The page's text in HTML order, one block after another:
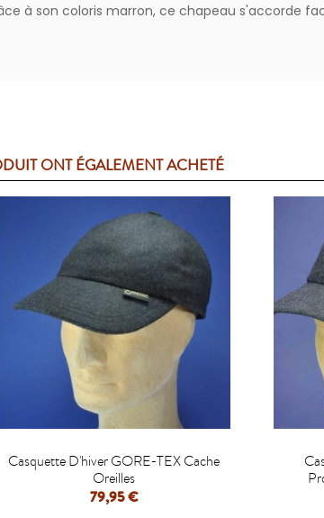
à son coloris marron, ce chapeau s'accorde
ONT ÉGALEMENT ACHETÉ

Casquette D'hiver GORE-TEX Cache
Oreilles
79,95 €
APERÇU RAPIDE